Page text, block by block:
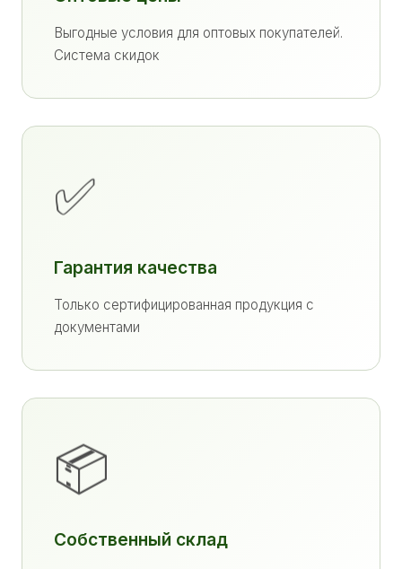
Выгодные условия для оптовых покупателей.
Система скидок
✅
Гарантия качества
Только сертифицированная продукция с
документами
📦
Собственный склад